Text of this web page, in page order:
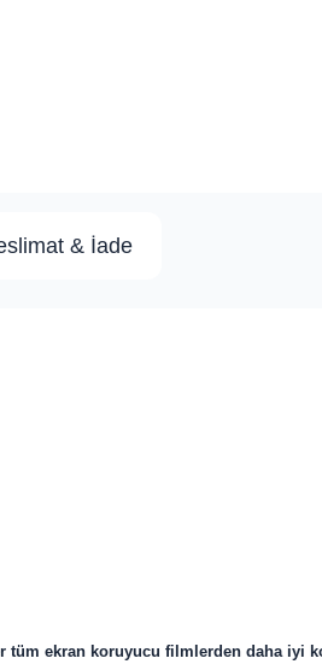
& İade
ekran koruyucu filmlerden daha iyi